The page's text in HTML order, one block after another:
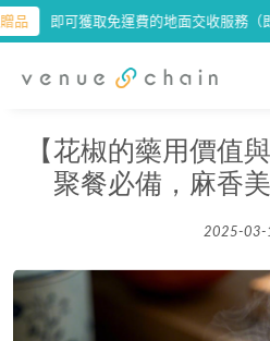
即可獲取免運費的地面交收服務（即是指
【花椒的藥用價值
聚餐必備，麻香
2025-03-